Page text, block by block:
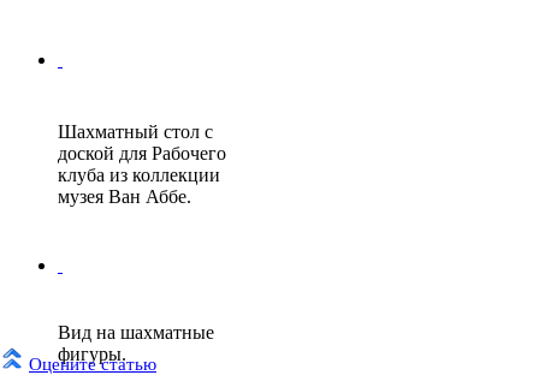
Оцените статью
Шахматный стол с
доской для Рабочего
клуба из коллекции
музея Ван Аббе.
Вид на шахматные
фигуры.